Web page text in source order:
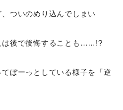
ついのめり込んでしまい
は後で後悔することも……!?
ぼーっとしている様子を「逆